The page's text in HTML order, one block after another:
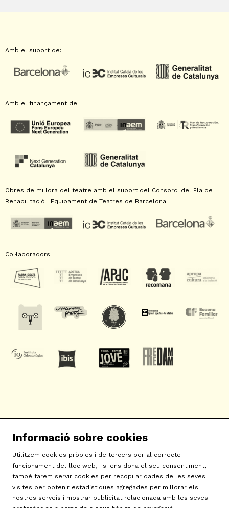
Amb el suport de:
Amb el finançament de:
Obres de millora del teatre amb el suport del Consorci del Pla de
Rehabilitació i Equipament de Teatres de Barcelona:
Col·laboradors:
c/ Neopàtria, 54
08030 Barcelona
info@sat-teatre.cat | 933457930
Sitemap | Avís Legal | Ús de Cookies | Contactar
Informació sobre cookies
Utilitzem cookies pròpies i de tercers per al correcte
funcionament del lloc web, i si ens dona el seu consentiment,
també farem servir cookies per recopilar dades de les seves
visites per obtenir estadístiques agregades per millorar els
nostres serveis i mostrar publicitat relacionada amb les seves